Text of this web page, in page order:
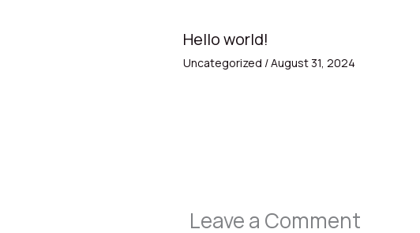
Hello world!
Uncategorized /August 31, 2024
Leave a Comment